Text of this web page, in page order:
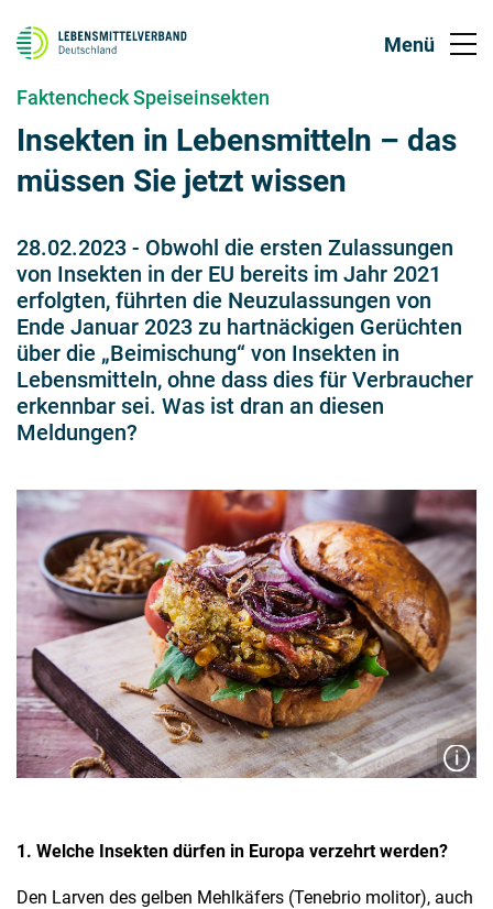
Faktencheck Speiseinsekten
Insekten in Lebensmitteln – das
müssen Sie jetzt wissen
28.02.2023 - Obwohl die ersten Zulassungen
von Insekten in der EU bereits im Jahr 2021
erfolgten, führten die Neuzulassungen von
Ende Januar 2023 zu hartnäckigen Gerüchten
über die „Beimischung“ von Insekten in
Lebensmitteln, ohne dass dies für Verbraucher
erkennbar sei. Was ist dran an diesen
Meldungen?
1. Welche Insekten dürfen in Europa verzehrt werden?
Den Larven des gelben Mehlkäfers (Tenebrio molitor), auch